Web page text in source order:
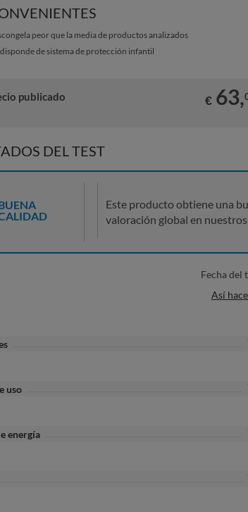
peor que la media de productos analizados
de sistema de protección infantil
publicado € 63,
DEL TEST
Este producto obtiene una
valoración global en
Fecha del
Así
uso
energía